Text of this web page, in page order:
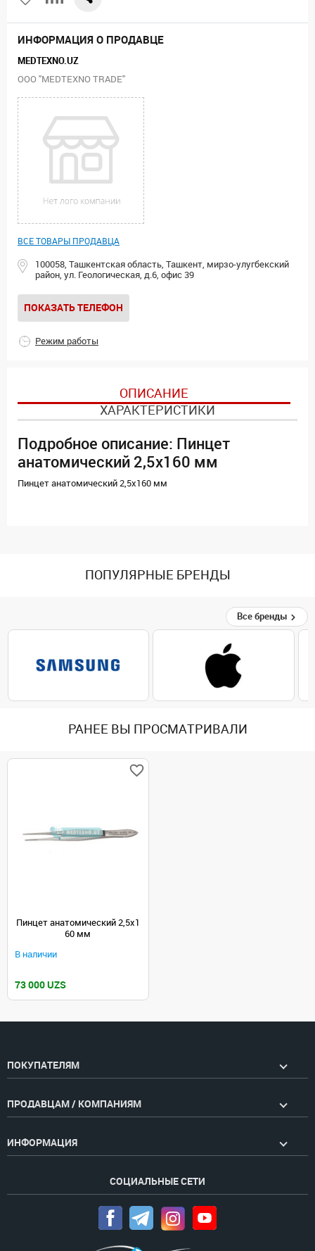
ИНФОРМАЦИЯ О ПРОДАВЦЕ
MEDTEXNO.UZ
ООО "MEDTEXNO TRADE"
ВСЕ ТОВАРЫ ПРОДАВЦА
100058, Ташкентская область, Ташкент, мирзо-улугбекский
район, ул. Геологическая, д.6, офис 39
ПОКАЗАТЬ ТЕЛЕФОН
Режим работы
ОПИСАНИЕ
ХАРАКТЕРИСТИКИ
Подробное описание: Пинцет
анатомический 2,5x160 мм
Пинцет анатомический 2,5x160 мм
ПОПУЛЯРНЫЕ БРЕНДЫ
Все бренды
РАНЕЕ ВЫ ПРОСМАТРИВАЛИ
Пинцет анатомический 2,5x1
60 мм
В наличии
73 000 UZS
ПОКУПАТЕЛЯМ
ПРОДАВЦАМ / КОМПАНИЯМ
ИНФОРМАЦИЯ
СОЦИАЛЬНЫЕ СЕТИ